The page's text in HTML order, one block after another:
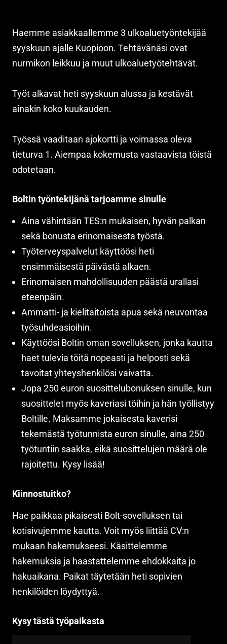
Haemme asiakkaallemme 3 ulkoaluetyöntekijää
syyskuun ajalle Kuopioon. Tehtävänäsi ovat
nurmikon leikkuu ja muut ulkoaluetyötehtävät.
Työt alkavat heti syyskuun alussa ja kestävät
ainakin koko kuukauden.
Työssä vaaditaan ajokortti ja voimassa oleva
tieturva 1. Aiempaa kokemusta vastaavista töistä
odotetaan.
Boltin työntekijänä tarjoamme sinulle
Aina vähintään TES:n mukaisen, hyvän palkan
sekä bonusta erinomaisesta työstä.
Työterveyspalvelut käyttöösi heti
ensimmäisestä päivästä alkaen.
Erinomaisen mahdollisuuden päästä urallasi
eteenpäin.
Ammatti- ja kielitaitoista apua sekä neuvontaa
työsuhdeasioihin.
Käyttöösi Boltin oman sovelluksen, jonka kautta
haet tulevia töitä nopeasti ja helposti sekä
tavoitat yhteyshenkilösi vaivatta.
Jopa 250 euron suosittelubonuksen sinulle, kun
suosittelet myös kaveriasi töihin ja hän työllistyy
Boltille. Maksamme jokaisesta kaverisi
tekemästä työtunnista euron sinulle, aina 250
työtuntiin saakka, eikä suosittelujen määrä ole
rajoitettu. Kysy lisää!
Kiinnostuitko?
Hae paikkaa pikaisesti Bolt-sovelluksen tai
kotisivujemme kautta. Voit myös liittää CV:n
mukaan hakemukseesi. Käsittelemme
hakemuksia ja haastattelemme ehdokkaita jo
hakuaikana. Paikat täytetään heti sopivien
henkilöiden löydyttyä.
Kysy tästä työpaikasta